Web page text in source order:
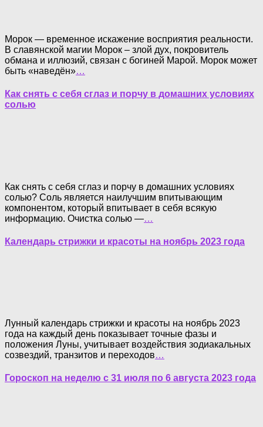
Морок — временное искажение восприятия реальности.
В славянской магии Морок – злой дух, покровитель
обмана и иллюзий, связан с богиней Марой. Морок может
быть «наведён»…
Как снять с себя сглаз и порчу в домашних условиях
солью
Как снять с себя сглаз и порчу в домашних условиях
солью? Соль является наилучшим впитывающим
компонентом, который впитывает в себя всякую
информацию. Очистка солью —…
Календарь стрижки и красоты на ноябрь 2023 года
Лунный календарь стрижки и красоты на ноябрь 2023
года на каждый день показывает точные фазы и
положения Луны, учитывает воздействия зодиакальных
созвездий, транзитов и переходов…
Гороскоп на неделю с 31 июля по 6 августа 2023 года